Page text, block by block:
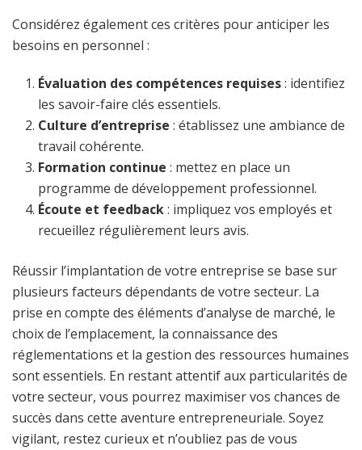
Considérez également ces critères pour anticiper les
besoins en personnel :
Évaluation des compétences requises: identifiez
les savoir-faire clés essentiels.
Culture d’entreprise : établissez une ambiance de
travail cohérente.
Formation continue : mettez en place un
programme de développement professionnel.
Écoute et feedback: impliquez vos employés et
recueillez régulièrement leurs avis.
Réussir l’implantation de votre entreprise se base sur
plusieurs facteurs dépendants de votre secteur. La
prise en compte des éléments d’analyse de marché, le
choix de l’emplacement, la connaissance des
réglementations et la gestion des ressources humaines
sont essentiels. En restant attentif aux particularités de
votre secteur, vous pourrez maximiser vos chances de
succès dans cette aventure entrepreneuriale. Soyez
vigilant, restez curieux et n’oubliez pas de vous